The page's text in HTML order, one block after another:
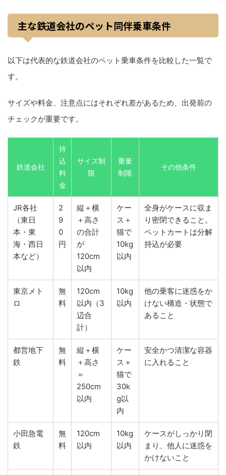
主な鉄道会社のペット同伴乗車条件
以下は代表的な鉄道会社のペット乗車条件を比較した一覧で
す。
サイズや料金、注意点にはそれぞれ差があるため、出発前の
チェックが重要です。
鉄道会社
持
込
料
金
サイズ制
限
重量
制限
その他条件
JR各社
（東日
本・東
海・西日
本など）
2
9
0
円
縦＋横
＋高さ
の合計
が
120cm
以内
ケー
ス＋
猫で
10kg
以内
全身がケースに収ま
り密閉できること。
ペットカートは分解
持込が必要
東京メト
ロ
無
料
120cm
以内（3
辺合
計）
10kg
以内
他の乗客に迷惑をか
けない構造・状態で
あること
都営地下
鉄
無
料
縦＋横
＋高さ
＝
250cm
以内
ケー
ス＋
猫で
30k
g以
内
安全かつ清潔な容器
に入れること
小田急電
鉄
無
料
120cm
以内
10kg
以内
ケースがしっかり閉
まり、他人に迷惑を
かけないこと